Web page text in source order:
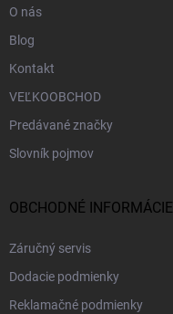
O nás
Blog
Kontakt
VEĽKOOBCHOD
Predávané značky
Slovník pojmov
OBCHODNÉ INFORMÁCIE
Záručný servis
Dodacie podmienky
Reklamačné podmienky